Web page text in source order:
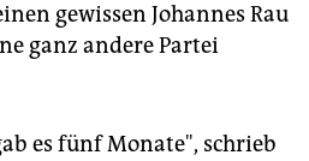
gewissen Johannes Rau
ganz andere Partei
es fünf Monate", schrieb